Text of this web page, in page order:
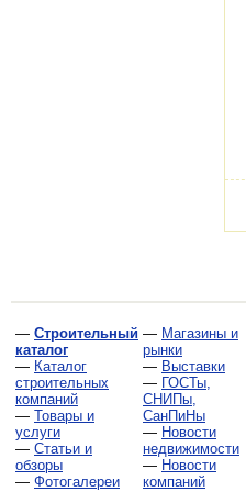
— Строительный
каталог
— Каталог
строительных
компаний
— Товары и
услуги
— Статьи и
обзоры
— Фотогалереи
— Магазины и
рынки
— Выставки
— ГОСТы,
СНИПы,
СанПиНы
— Новости
недвижимости
— Новости
компаний